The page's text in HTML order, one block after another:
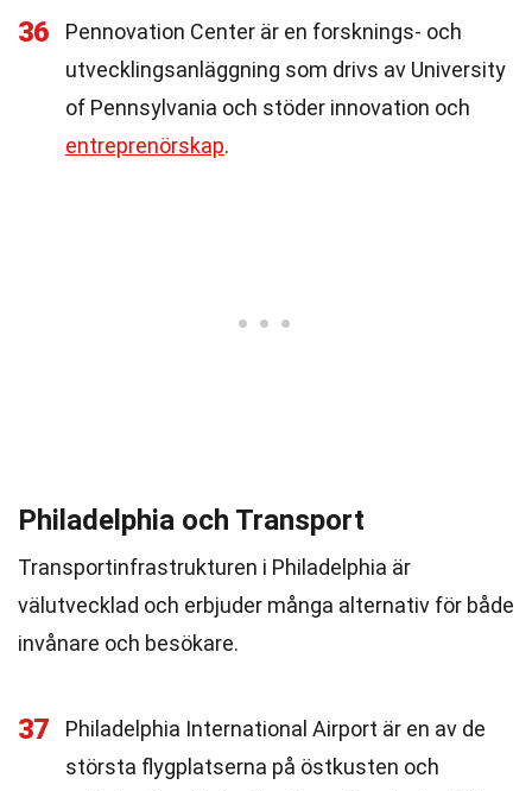
36
Pennovation Center är en forsknings- och
utvecklingsanläggning som drivs av University
of Pennsylvania och stöder innovation och
entreprenörskap.
Philadelphia och Transport
Transportinfrastrukturen i Philadelphia är
välutvecklad och erbjuder många alternativ för både
invånare och besökare.
37
Philadelphia International Airport är en av de
största flygplatserna på östkusten och